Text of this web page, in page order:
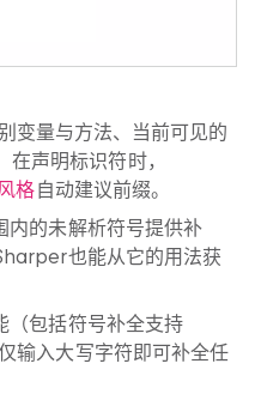
变量与方法、当前可见的
声明标识符时，
格自动建议前缀。
的未解析符号提供补
也能从它的用法获
（包括符号补全支持
输入大写字符即可补全任